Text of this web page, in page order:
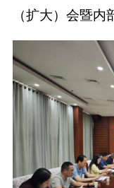
（扩大）会暨内